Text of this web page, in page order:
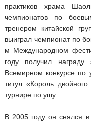
практиков храма
чемпионатов по
тренером китайской
выиграл чемпионат по
м Международном
году получил
Всемирном конкурсе по
титул «Король
турнире по ушу.
В 2005 году он снялся